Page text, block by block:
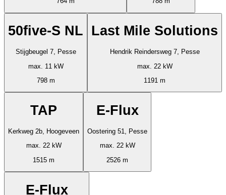
50five-S NL
Stijgbeugel 7, Pesse
max. 11 kW
798 m
Last Mile Solutions
Hendrik Reindersweg 7, Pesse
max. 22 kW
1191 m
TAP
Kerkweg 2b, Hoogeveen
max. 22 kW
1515 m
E-Flux
Oostering 51, Pesse
max. 22 kW
2526 m
E-Flux